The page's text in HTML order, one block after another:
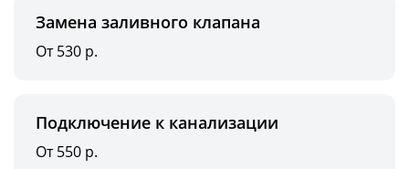
Замена заливного клапана
От 530 р.
Подключение к канализации
От 550 р.